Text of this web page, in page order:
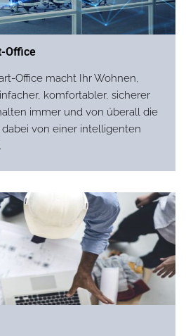
Office
Office macht Ihr Wohnen,
komfortabler, sicherer
immer und von überall die
von einer intelligenten